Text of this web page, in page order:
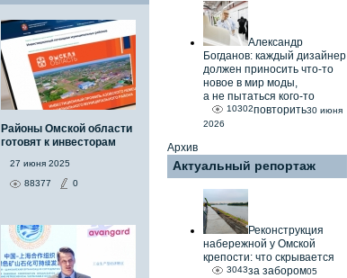
Районы Омской области
готовят к инвесторам
27 июня 2025
88377
0
Александр
Богданов: каждый дизайнер
должен приносить что-то
новое в мир моды,
а не пытаться кого-то
повторить
10302
30 июня
2026
Архив
Актуальный репортаж
Реконструкция
набережной у Омской
крепости: что скрывается
за забором
3043
05